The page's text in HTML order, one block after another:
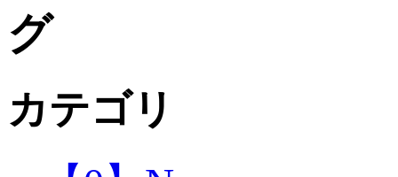
カテゴリ